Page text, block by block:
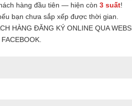
hàng đầu tiên — hiện còn3 suất!
bạn chưa sắp xếp được thời gian.
HÀNG ĐĂNG KÝ ONLINE QUA
FACEBOOK.